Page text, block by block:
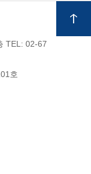
TEL: 02-67
호